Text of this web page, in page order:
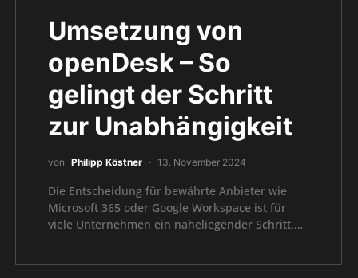
Umsetzung von
openDesk – So
gelingt der Schritt
zur Unabhängigkeit
von Philipp Köstner 13. November 2024
Die Entscheidung für bewährte Anbieter wie
Microsoft 365 oder Google Workspace ist für
viele Unternehmen ein naheliegender Schritt.…